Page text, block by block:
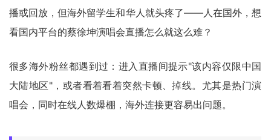
播或回放，但海外留学生和华人就头疼了——人在国外，想
看国内平台的蔡徐坤演唱会直播怎么就这么难？
很多海外粉丝都遇到过：进入直播间提示"该内容仅限中国
大陆地区"，或者看着看着突然卡顿、掉线。尤其是热门演
唱会，同时在线人数爆棚，海外连接更容易出问题。